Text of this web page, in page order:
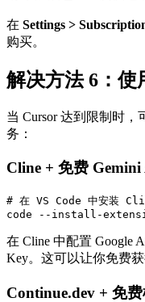
在 Settings >
购买。
解决方法 6：使
当 Cursor 达到限制时
务：
Cline + 免费
# 在 VS Code 中安装
在 Cline 中配置 Google
Key。这可以让你免费
Continue.dev + 免